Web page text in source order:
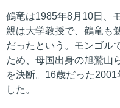
鶴竜は1985年8月10日、
親は大学教授で、鶴竜も
だったという。モンゴル
ため、母国出身の旭鷲山
を決断。16歳だった
した。